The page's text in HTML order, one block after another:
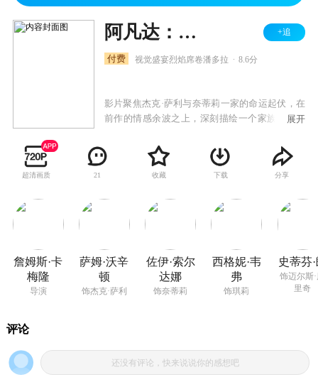
阿凡达：火与烬 +追
付费 视觉盛宴烈焰席卷潘多拉 8.6分
影片聚焦杰克·萨利与奈蒂莉一家的命运起伏，在
前作的情感余波之上，深刻描绘一个家族在战火
历程，从而将故事推向更具张力的全新维度。此
外，潘多拉的全新领域也即将揭晓——观众将首
次邂逅“风之商人”这个崇尚和平的全新游牧民
间，交易货物、传递信息。而更具颠覆性的是“灰
烬族”的登场，这个以掠夺为生、性情凶猛的族
的出现，将撕开潘多拉不为人知的黑暗传说。当
弑亲之仇与部落恩怨交织，潘多拉的命运悬于一
线——在这场跨文明的复仇之战中，人类与纳威
族将如何抉择，才能真正守护各自的家园与未
展开
超清画质 21 收藏 下载 分享
詹姆斯·卡
梅隆
导演
萨姆·沃辛
顿
饰杰克·萨利
佐伊·索尔
达娜
饰奈蒂莉
西格妮·韦
弗
饰琪莉
史蒂芬
饰迈尔斯
里奇